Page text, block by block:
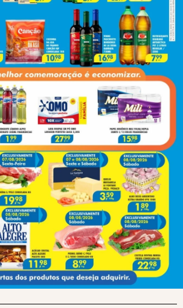
Next
“Comendo Ao Lado Do Vaso Sanitário”: Suposta Condição Da Cela De Deolane Faz OAB Reagir E Muda Estratégia Da Defesa
(43) 991545950